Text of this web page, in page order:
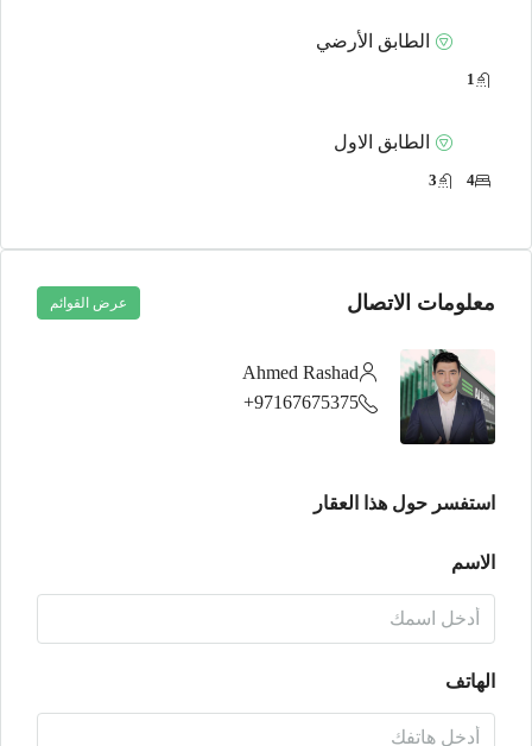
الطابق الأرضي
1
الطابق الاول
4
3
معلومات الاتصال عرض القوائم
Ahmed Rashad
97167675375+
استفسر حول هذا العقار
الاسم
الهاتف